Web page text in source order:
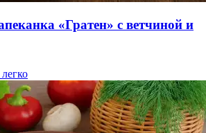
«Гратен» с ветчиной и
легко